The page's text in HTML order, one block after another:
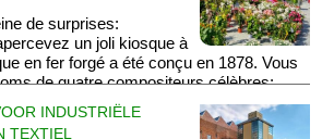
de surprises:
un joli kiosque à
en fer forgé a été conçu en 1878. Vous
de quatre compositeurs célèbres:
et Auber (voir ''Muzieztent'' sur la
INDUSTRIËLE
TEXTIEL